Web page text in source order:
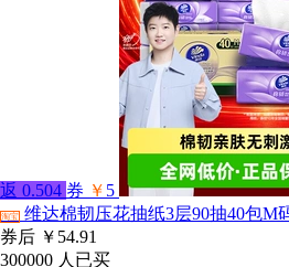
返 0.504 券 ￥ 5
淘宝 维达棉韧压花抽纸3层90抽40包M
券后 ￥54.91
300000 人已买